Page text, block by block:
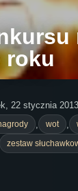
roku
22 stycznia
wot
zestaw